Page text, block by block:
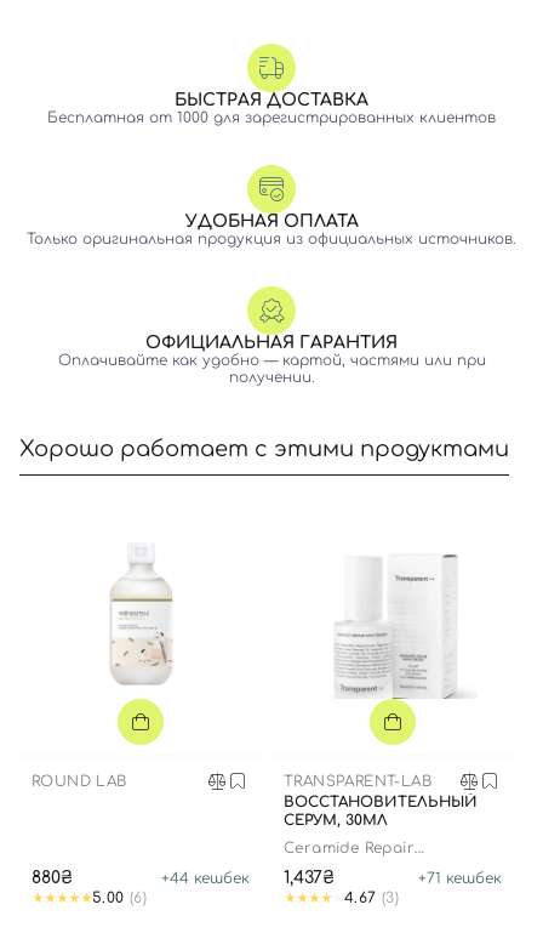
БЫСТРАЯ ДОСТАВКА
Бесплатная от 1000 для зарегистрированных клиентов
УДОБНАЯ ОПЛАТА
Только оригинальная продукция из официальных источников.
ОФИЦИАЛЬНАЯ ГАРАНТИЯ
Оплачивайте как удобно — картой, частями или при
получении.
Хорошо работает с этими продуктами
ROUND LAB
880₴ +44 кешбек
5.00 (6)
TRANSPARENT-LAB
ВОССТАНОВИТЕЛЬНЫЙ
СЕРУМ, 30МЛ
Ceramide Repair
1,437₴ +71 кешбек
4.67 (3)